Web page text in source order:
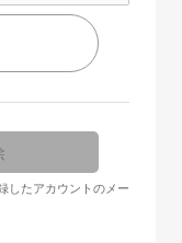
したアカウントのメー